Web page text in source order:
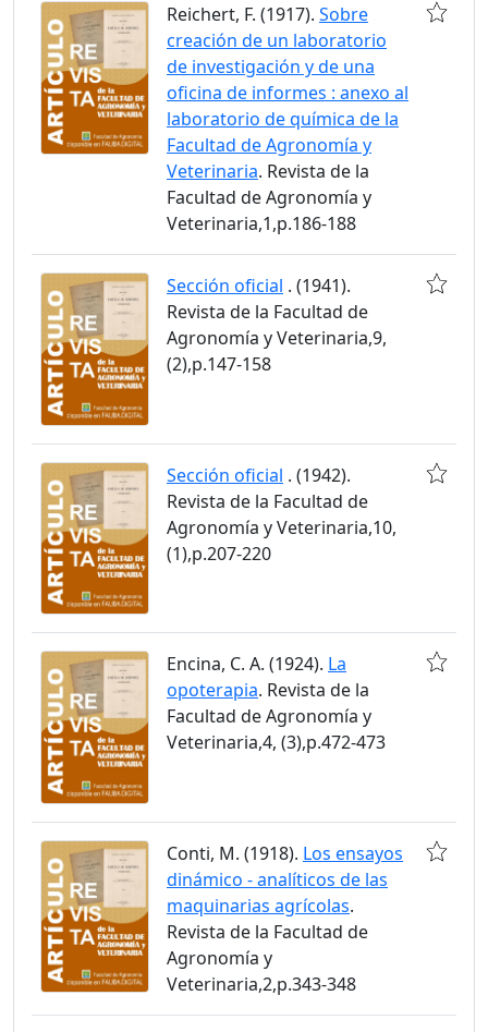
Reichert, F. (1917). Sobre
creación de un laboratorio
de investigación y de una
oficina de informes : anexo al
laboratorio de química de la
Facultad de Agronomía y
Veterinaria. Revista de la
Facultad de Agronomía y
Veterinaria,1,p.186-188
Sección oficial . (1941).
Revista de la Facultad de
Agronomía y Veterinaria,9,
(2),p.147-158
Sección oficial . (1942).
Revista de la Facultad de
Agronomía y Veterinaria,10,
(1),p.207-220
Encina, C. A. (1924). La
opoterapia. Revista de la
Facultad de Agronomía y
Veterinaria,4, (3),p.472-473
Conti, M. (1918). Los ensayos
dinámico - analíticos de las
maquinarias agrícolas.
Revista de la Facultad de
Agronomía y
Veterinaria,2,p.343-348